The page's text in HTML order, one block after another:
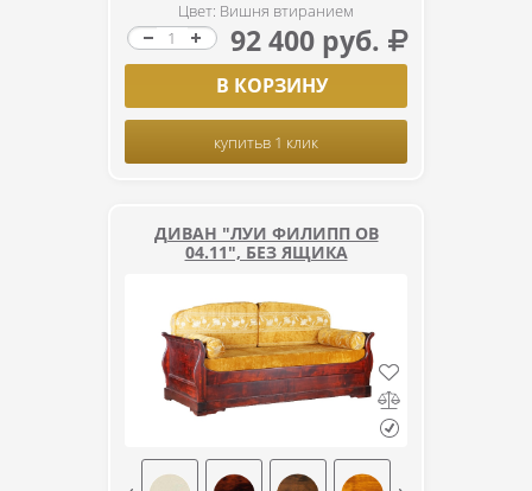
Цвет: Вишня втиранием
92 400 руб.
В КОРЗИНУ
купитьв 1 клик
ДИВАН "ЛУИ ФИЛИПП ОВ
04.11", БЕЗ ЯЩИКА